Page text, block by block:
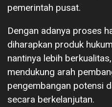
pemerintah pusat.
Dengan adanya proses
diharapkan produk
nantinya lebih
mendukung arah
pengembangan potensi
secara berkelanjutan.